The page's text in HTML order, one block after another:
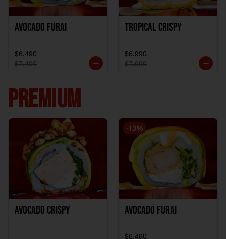
Avocado Furai
$6.490
$7.490
Tropical crispy
$6.990
$7.990
PREMIUM
Avocado Crispy
-13%
Avocado Furai
$6.490